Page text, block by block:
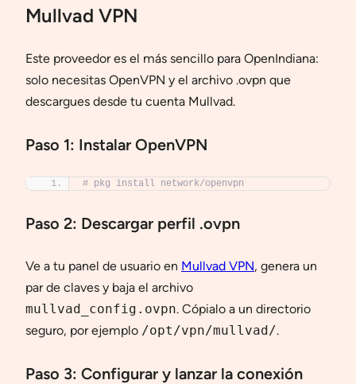
Mullvad VPN
Este proveedor es el más sencillo para OpenIndiana:
solo necesitas OpenVPN y el archivo .ovpn que
descargues desde tu cuenta Mullvad.
Paso 1: Instalar OpenVPN
# pkg install network/openvpn
Paso 2: Descargar perfil .ovpn
Ve a tu panel de usuario en Mullvad VPN, genera un
par de claves y baja el archivo
mullvad_config.ovpn. Cópialo a un directorio
seguro, por ejemplo /opt/vpn/mullvad/.
Paso 3: Configurar y lanzar la conexión